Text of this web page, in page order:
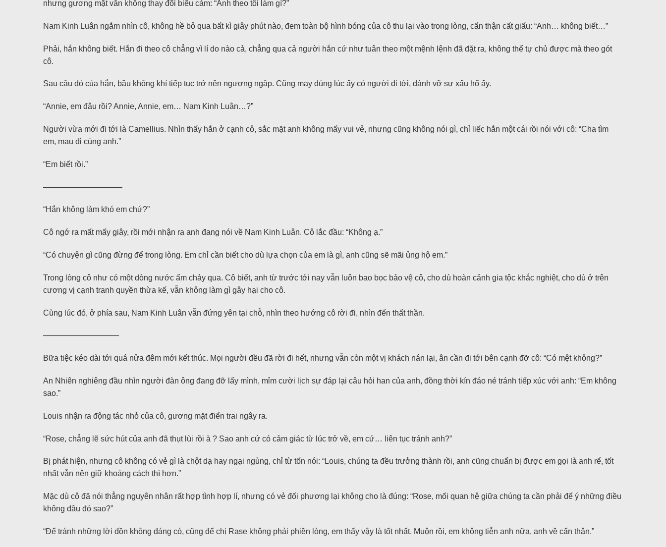
nhưng gương mặt vẫn không thay đổi biểu cảm: “Anh theo tôi làm gì?”
Nam Kinh Luân ngắm nhìn cô, không hề bỏ qua bất kì giây phút nào, đem toàn bộ hình bóng của cô thu lại vào trong lòng, cẩn thận cất giấu: “Anh… không biết…”
Phải, hắn không biết. Hắn đi theo cô chẳng vì lí do nào cả, chẳng qua cả người hắn cứ như tuân theo một mệnh lệnh đã đặt ra, không thể tự chủ được mà theo gót
cô.
Sau câu đó của hắn, bầu không khí tiếp tục trở nên ngượng ngập. Cũng may đúng lúc ấy có người đi tới, đánh vỡ sự xấu hổ ấy.
“Annie, em đâu rồi? Annie, Annie, em… Nam Kinh Luân…?”
Người vừa mới đi tới là Camellius. Nhìn thấy hắn ở cạnh cô, sắc mặt anh không mấy vui vẻ, nhưng cũng không nói gì, chỉ liếc hắn một cái rồi nói với cô: “Cha tìm
em, mau đi cùng anh.”
“Em biết rồi.”
——————————
“Hắn không làm khó em chứ?”
Cô ngớ ra mất mấy giây, rồi mới nhận ra anh đang nói về Nam Kinh Luân. Cô lắc đầu: “Không ạ.”
“Có chuyện gì cũng đừng để trong lòng. Em chỉ cần biết cho dù lựa chọn của em là gì, anh cũng sẽ mãi ủng hộ em.”
Trong lòng cô như có một dòng nước ấm chảy qua. Cô biết, anh từ trước tới nay vẫn luôn bao bọc bảo vệ cô, cho dù hoàn cảnh gia tộc khắc nghiệt, cho dù ở trên
cương vị cạnh tranh quyền thừa kế, vẫn không làm gì gây hại cho cô.
Cùng lúc đó, ở phía sau, Nam Kinh Luân vẫn đứng yên tại chỗ, nhìn theo hướng cô rời đi, nhìn đến thất thần.
—————————–
Bữa tiệc kéo dài tới quá nửa đêm mới kết thúc. Mọi người đều đã rời đi hết, nhưng vẫn còn một vị khách nán lại, ân cần đi tới bên cạnh đỡ cô: “Có mệt không?”
An Nhiên nghiêng đầu nhìn người đàn ông đang đỡ lấy mình, mỉm cười lịch sự đáp lại câu hỏi han của anh, đồng thời kín đáo né tránh tiếp xúc với anh: “Em không
sao.”
Louis nhận ra động tác nhỏ của cô, gương mặt điển trai ngây ra.
“Rose, chẳng lẽ sức hút của anh đã thụt lùi rồi à ? Sao anh cứ có cảm giác từ lúc trở về, em cứ… liên tục tránh anh?”
Bị phát hiện, nhưng cô không có vẻ gì là chột dạ hay ngại ngùng, chỉ từ tốn nói: “Louis, chúng ta đều trưởng thành rồi, anh cũng chuẩn bị được em gọi là anh rể, tốt
nhất vẫn nên giữ khoảng cách thì hơn.”
Mặc dù cô đã nói thẳng nguyên nhân rất hợp tình hợp lí, nhưng có vẻ đối phương lại không cho là đúng: “Rose, mối quan hệ giữa chúng ta cần phải để ý những điều
không đâu đó sao?”
“Để tránh những lời đồn không đáng có, cũng để chị Rase không phải phiền lòng, em thấy vậy là tốt nhất. Muộn rồi, em không tiễn anh nữa, anh về cẩn thận.”